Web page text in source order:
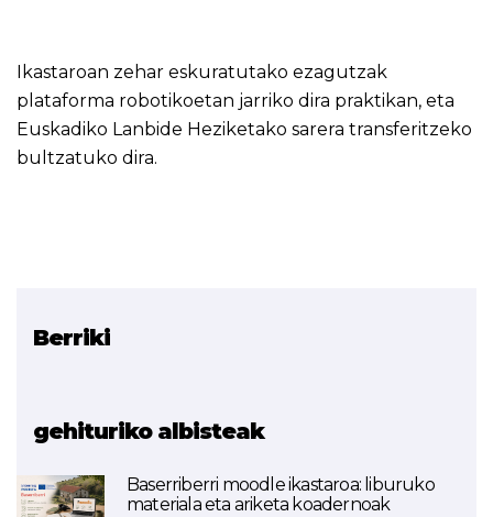
Ikastaroan zehar eskuratutako ezagutzak
plataforma robotikoetan jarriko dira praktikan, eta
Euskadiko Lanbide Heziketako sarera transferitzeko
bultzatuko dira.
Berriki
gehituriko albisteak
Baserriberri moodle ikastaroa: liburuko
materiala eta ariketa koadernoak